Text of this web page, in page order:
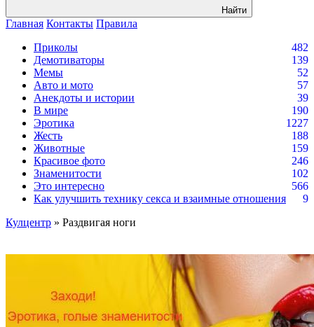
Найти
Главная Контакты Правила
Приколы
482
Демотиваторы
139
Мемы
52
Авто и мото
57
Анекдоты и истории
39
В мире
190
Эротика
1227
Жесть
188
Животные
159
Красивое фото
246
Знаменитости
102
Это интересно
566
Как улучшить технику секса и взаимные отношения
9
Кулцентр » Раздвигая ноги